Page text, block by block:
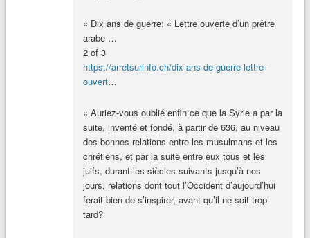
« Dix ans de guerre: « Lettre ouverte d’un prêtre
arabe …
2 of 3
https://arretsurinfo.ch/dix-ans-de-guerre-lettre-
ouvert…
« Auriez-vous oublié enfin ce que la Syrie a par la
suite, inventé et fondé, à partir de 636, au niveau
des bonnes relations entre les musulmans et les
chrétiens, et par la suite entre eux tous et les
juifs, durant les siècles suivants jusqu’à nos
jours, relations dont tout l’Occident d’aujourd’hui
ferait bien de s’inspirer, avant qu’il ne soit trop
tard?